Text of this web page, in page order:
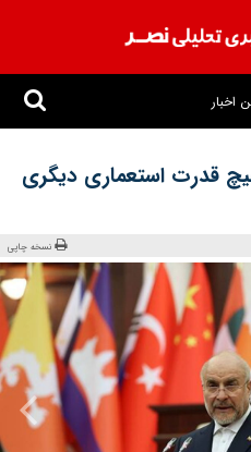
اخبار
قدرت استعماری دیگری
نسخه چاپی